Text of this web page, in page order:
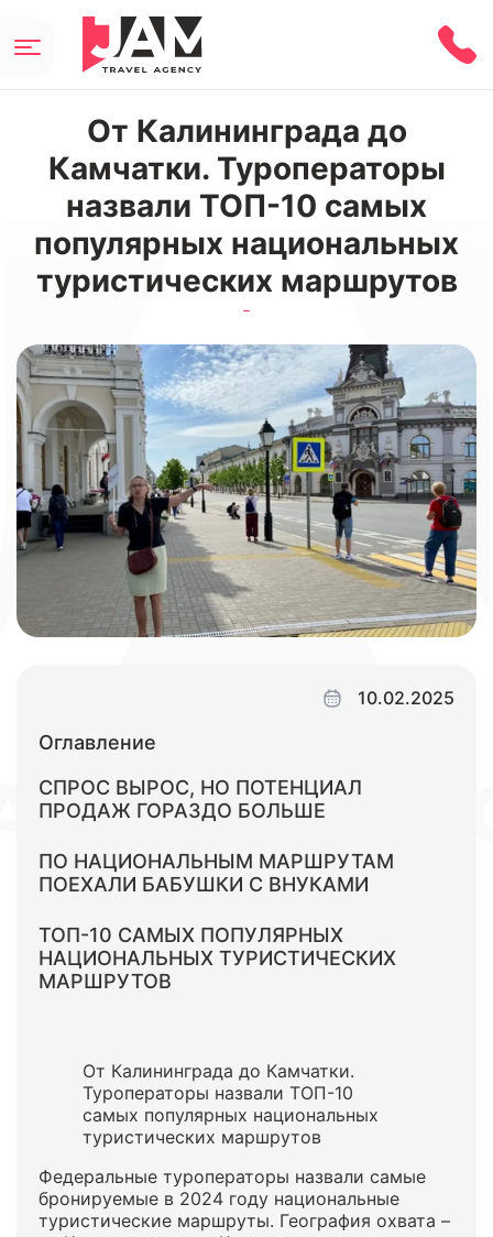
От Калининграда до
Камчатки. Туроператоры
назвали ТОП-10 самых
популярных национальных
туристических маршрутов
Оглавление
СПРОС ВЫРОС, НО ПОТЕНЦИАЛ
ПРОДАЖ ГОРАЗДО БОЛЬШЕ
ПО НАЦИОНАЛЬНЫМ МАРШРУТАМ
ПОЕХАЛИ БАБУШКИ С ВНУКАМИ
ТОП-10 САМЫХ ПОПУЛЯРНЫХ
НАЦИОНАЛЬНЫХ ТУРИСТИЧЕСКИХ
МАРШРУТОВ
10.02.2025
От Калининграда до Камчатки.
Туроператоры назвали ТОП-10
самых популярных национальных
туристических маршрутов
Федеральные туроператоры назвали самые
бронируемые в 2024 году национальные
туристические маршруты. География охвата –